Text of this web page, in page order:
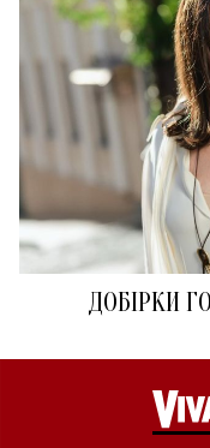
ДОБІРКИ